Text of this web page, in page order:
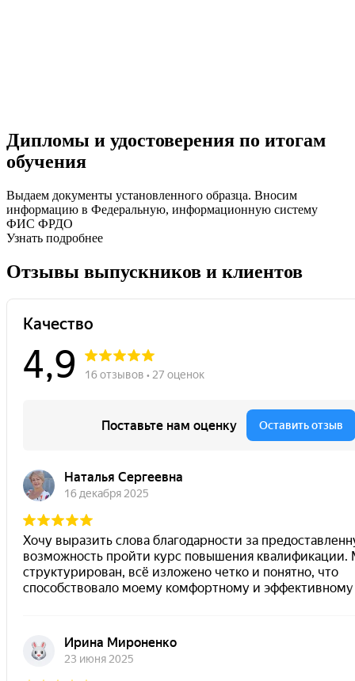
Дипломы и удостоверения по итогам
обучения
Выдаем документы установленного образца. Вносим
информацию в Федеральную, информационную систему
ФИС ФРДО
Узнать подробнее
Отзывы выпускников и клиентов